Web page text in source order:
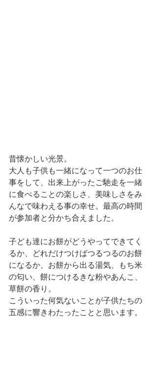
昔懐かしい光景。
大人も子供も一緒になって一つのお仕
事をして、出来上がったご馳走を一緒
に食べることの楽しさ、美味しさをみ
んなで味わえる事の幸せ。最高の時間
が参加者と分かち合えました。
子ども達にお餅がどうやってできてく
るか、どれだけつけばつるつるのお餅
になるか、お餅から出る湯気、もち米
の匂い、餅につけるきな粉やあんこ、
草餅の香り。
こういった何気ないことが子供たちの
五感に響きわたったことと思います。